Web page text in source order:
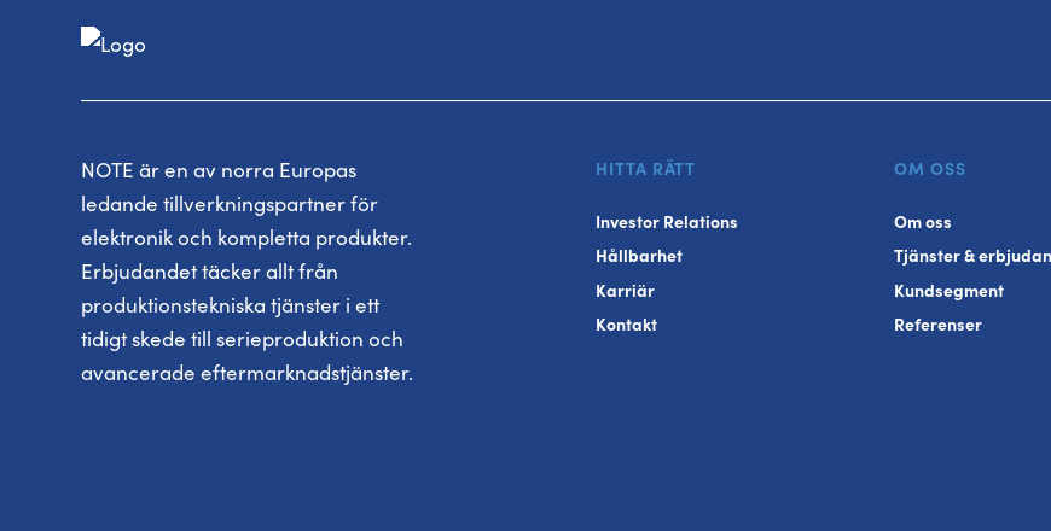
NOTE är en av norra Europas
ledande tillverkningspartner för
elektronik och kompletta produkter.
Erbjudandet täcker allt från
produktionstekniska tjänster i ett
tidigt skede till serieproduktion och
avancerade eftermarknadstjänster.
HITTA RÄTT
Investor Relations
Hållbarhet
Karriär
Kontakt
OM OSS
Om oss
Tjänster &
Kundsegment
Referenser